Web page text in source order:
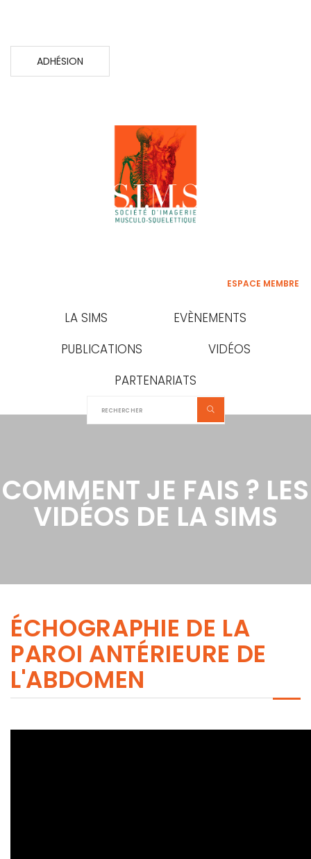
ADHÉSION
ESPACE MEMBRE
LA SIMS
EVÈNEMENTS
PUBLICATIONS
VIDÉOS
PARTENARIATS
COMMENT JE FAIS ? LES
VIDÉOS DE LA SIMS
ÉCHOGRAPHIE DE LA
PAROI ANTÉRIEURE DE
L'ABDOMEN